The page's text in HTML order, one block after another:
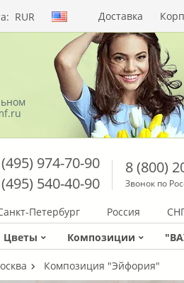
RUR Доставка
974-70-90
540-40-90
8 (800)
Звонок по
Петербург Россия
Цветы Композиции
Композиция "Эйфория"